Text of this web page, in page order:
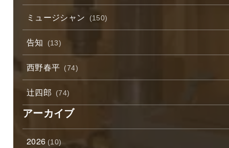
ミュージシャン (150)
告知 (13)
西野春平 (74)
辻四郎 (74)
アーカイブ
2026 (10)